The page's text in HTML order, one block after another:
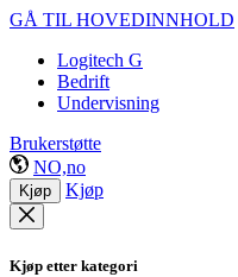
GÅ TIL HOVEDINNHOLD
Logitech G
Bedrift
Undervisning
Brukerstøtte
NO,no
Kjøp Kjøp
Kjøp etter kategori